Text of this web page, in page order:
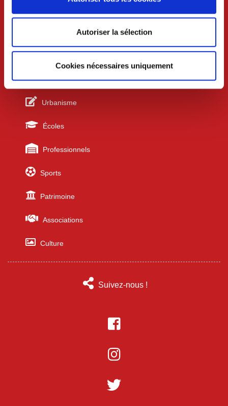
Autoriser la sélection
Cookies nécessaires uniquement
Vendredi 8h30-12h et 13h30-17h
Liens utiles
Urbanisme
Écoles
Professionnels
Sports
Patrimoine
Associations
Culture
Suivez-nous !